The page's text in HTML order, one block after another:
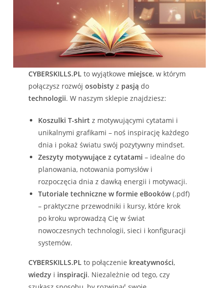
CYBERSKILLS.PL to wyjątkowe miejsce, w którym
połączysz rozwójosobisty z pasją do
technologii. W naszym sklepie znajdziesz:
Koszulki T-shirt z motywującymi cytatami i
unikalnymi grafikami – noś inspirację każdego
dnia i pokaż światu swój pozytywny mindset.
Zeszyty motywujące z cytatami – idealne do
planowania, notowania pomysłów i
rozpoczęcia dnia z dawką energii i motywacji.
Tutoriale techniczne w formie eBooków(.pdf)
– praktyczne przewodniki i kursy, które krok
po kroku wprowadzą Cię w świat
nowoczesnych technologii, sieci i konfiguracji
systemów.
CYBERSKILLS.PL to połączenie kreatywności,
wiedzy i inspiracji. Niezależnie od tego, czy